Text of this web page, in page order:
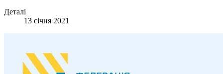
Деталі
13 січня 2021